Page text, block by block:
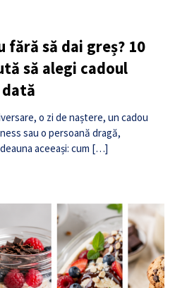
fără să dai greș? 10
să alegi cadoul
o zi de naștere, un cadou
sau o persoană dragă,
aceeași: cum […]